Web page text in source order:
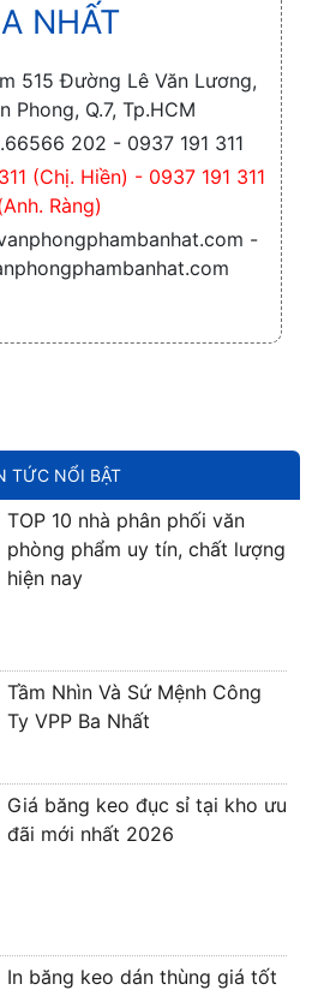
TỨC NỔI BẬT
TOP 10 nhà phân phối văn
phòng phẩm uy tín, chất lượng
hiện nay
Tầm Nhìn Và Sứ Mệnh Công
Ty VPP Ba Nhất
Giá băng keo đục sỉ tại kho ưu
đãi mới nhất 2026
In băng keo dán thùng giá tốt
NHẤT
515 Đường Lê Văn Lương,
Phong, Q.7, Tp.HCM
202 - 0937 191 311
(Chị. Hiền) - 0937 191 311
Ràng)
-